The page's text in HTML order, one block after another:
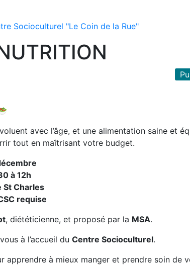
Socioculturel "Le Coin de la Rue"
avec l’âge, et une alimentation saine et
tout en maîtrisant votre budget.
à 12h
St Charles
requise
, diététicienne, et proposé par la MSA.
à l’accueil du Centre Socioculturel.
apprendre à mieux manger et prendre soin de